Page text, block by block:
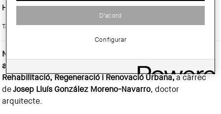
Horari:a les 19 h.
Tarja digital:
Nova aplicació del Codi Tècnic de l’Edificació al patrimoni
arquitectònic, com a conseqüència del Projecte de Llei de
Rehabilitació, Regeneració i Renovació Urbana,a càrrec
deJosep Lluís González Moreno-Navarro, doctor
arquitecte.
D'acord
Configurar